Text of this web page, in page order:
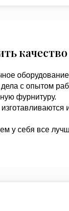
качество
с опытом
фурнитуру.
у себя все